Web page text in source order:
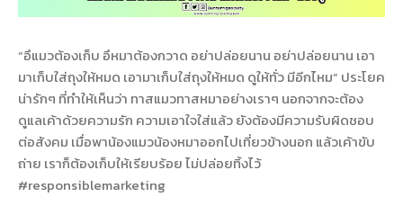
“อึแมวต้องเก็บ อึหมาต้องกวาด อย่าปล่อยนาน อย่าปล่อยนาน เอา
มาเก็บใส่ถุงให้หมด เอามาเก็บใส่ถุงให้หมด ดูให้ทั่ว มีอีกไหม” ประโยค
น่ารักๆ ที่ทำให้เห็นว่า ทาสแมวทาสหมาอย่างเราๆ นอกจากจะต้อง
ดูแลเค้าด้วยความรัก ความเอาใจใส่แล้ว ยังต้องมีความรับผิดชอบ
ต่อสังคม เมื่อพาน้องแมวน้องหมาออกไปเที่ยวข้างนอก แล้วเค้าขับ
ถ่าย เราก็ต้องเก็บให้เรียบร้อย ไม่ปล่อยทิ้งไว้
#responsiblemarketing